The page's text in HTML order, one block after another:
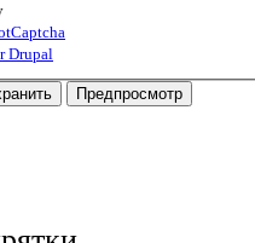
Drupal